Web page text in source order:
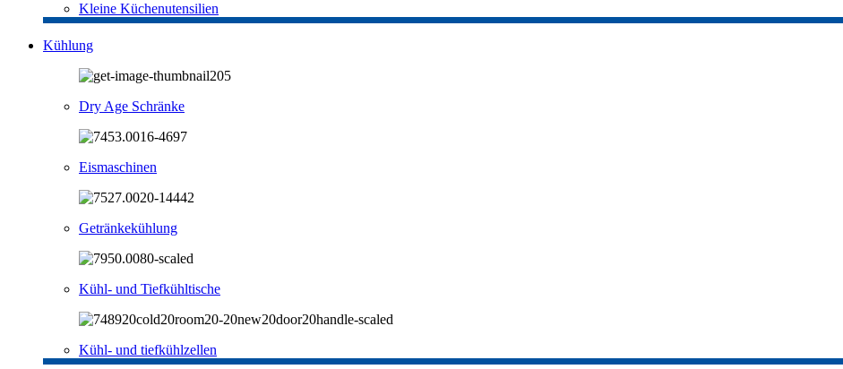
Kleine Küchenutensilien
Kühlung
Dry Age Schränke
Eismaschinen
Getränkekühlung
Kühl- und Tiefkühltische
Kühl- und tiefkühlzellen